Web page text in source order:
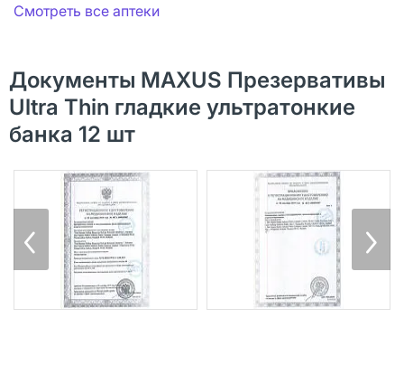
Смотреть все аптеки
Документы MAXUS Презервативы
Ultra Thin гладкие ультратонкие
банка 12 шт